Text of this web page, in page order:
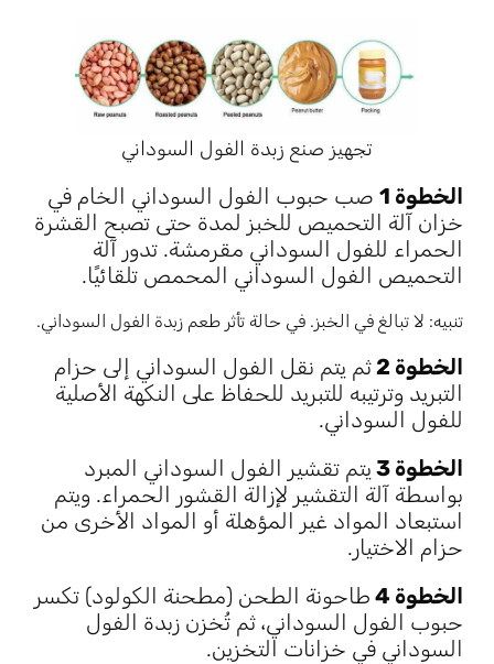
تجهيز صنع زبدة الفول السوداني
الخطوة 1
صب حبوب الفول السوداني الخام في
خزان آلة التحميص للخبز لمدة حتى تصبح القشرة
الحمراء للفول السوداني مقرمشة. تدور آلة
التحميص الفول السوداني المحمص تلقائيًا.
تنبيه: لا تبالغ في الخبز. في حالة تأثر طعم زبدة الفول السوداني.
الخطوة 2
ثم يتم نقل الفول السوداني إلى حزام
التبريد وترتيبه للتبريد للحفاظ على النكهة الأصلية
للفول السوداني.
الخطوة 3
يتم تقشير الفول السوداني المبرد
بواسطة آلة التقشير لإزالة القشور الحمراء. ويتم
استبعاد المواد غير المؤهلة أو المواد الأخرى من
حزام الاختيار.
الخطوة 4
طاحونة الطحن (مطحنة الكولود) تكسر
حبوب الفول السوداني، ثم تُخزن زبدة الفول
السوداني في خزانات التخزين.